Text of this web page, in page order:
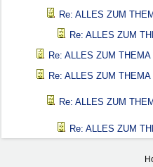
Re: ALLES ZUM
Re: ALLES ZUM
Re: ALLES ZUM THEMA
Re: ALLES ZUM THEMA
Re: ALLES ZUM
Re: ALLES ZUM